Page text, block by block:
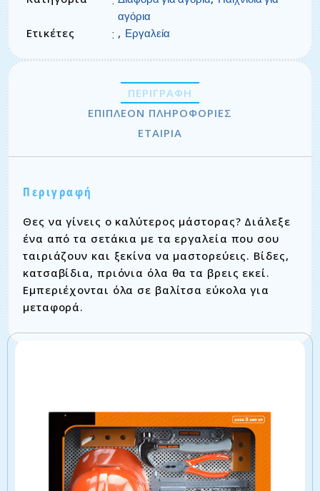
αγόρια
Ετικέτες : , Εργαλεία
ΠΕΡΙΓΡΑΦΉ
ΕΠΙΠΛΈΟΝ ΠΛΗΡΟΦΟΡΊΕΣ
ΕΤΑΙΡΊΑ
Περιγραφή
Θες να γίνεις ο καλύτερος μάστορας? Διάλεξε
ένα από τα σετάκια με τα εργαλεία που σου
ταιριάζουν και ξεκίνα να μαστορεύεις. Βίδες,
κατσαβίδια, πριόνια όλα θα τα βρεις εκεί.
Εμπεριέχονται όλα σε βαλίτσα εύκολα για
μεταφορά.